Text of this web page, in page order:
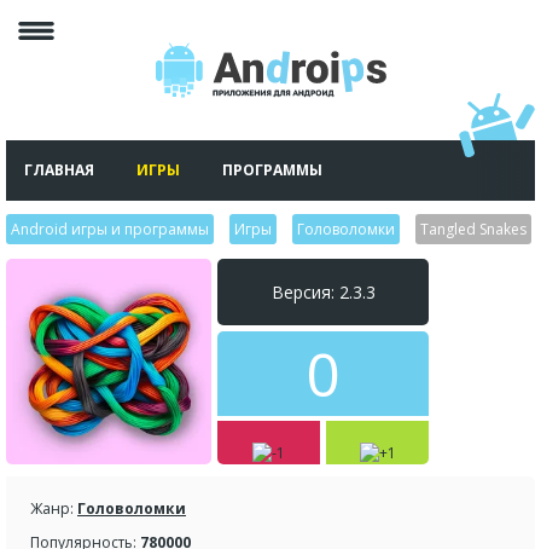
ГЛАВНАЯ ИГРЫ ПРОГРАММЫ
Android игры и программы Игры Головоломки Tangled Snakes
Версия: 2.3.3
0
Жанр: Головоломки
Популярность: 780000